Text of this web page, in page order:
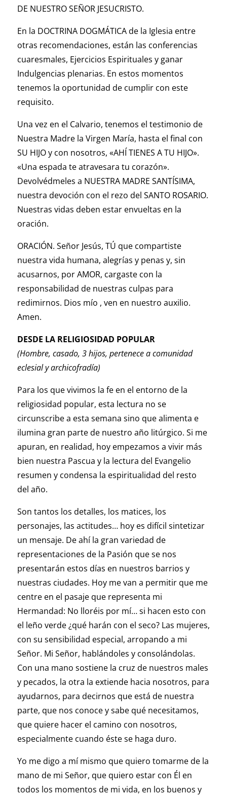
DE NUESTRO SEÑOR JESUCRISTO.
En la DOCTRINA DOGMÁTICA de la Iglesia entre
otras recomendaciones, están las conferencias
cuaresmales, Ejercicios Espirituales y ganar
Indulgencias plenarias. En estos momentos
tenemos la oportunidad de cumplir con este
requisito.
Una vez en el Calvario, tenemos el testimonio de
Nuestra Madre la Virgen María, hasta el final con
SU HIJO y con nosotros, «AHÍ TIENES A TU HIJO».
«Una espada te atravesara tu corazón».
Devolvédmeles a NUESTRA MADRE SANTÍSIMA,
nuestra devoción con el rezo del SANTO ROSARIO.
Nuestras vidas deben estar envueltas en la
oración.
ORACIÓN. Señor Jesús, TÚ que compartiste
nuestra vida humana, alegrías y penas y, sin
acusarnos, por AMOR, cargaste con la
responsabilidad de nuestras culpas para
redimirnos. Dios mío , ven en nuestro auxilio.
Amen.
DESDE LA RELIGIOSIDAD POPULAR
(Hombre, casado, 3 hijos, pertenece a comunidad
eclesial y archicofradía)
Para los que vivimos la fe en el entorno de la
religiosidad popular, esta lectura no se
circunscribe a esta semana sino que alimenta e
ilumina gran parte de nuestro año litúrgico. Si me
apuran, en realidad, hoy empezamos a vivir más
bien nuestra Pascua y la lectura del Evangelio
resumen y condensa la espiritualidad del resto
del año.
Son tantos los detalles, los matices, los
personajes, las actitudes… hoy es difícil sintetizar
un mensaje. De ahí la gran variedad de
representaciones de la Pasión que se nos
presentarán estos días en nuestros barrios y
nuestras ciudades. Hoy me van a permitir que me
centre en el pasaje que representa mi
Hermandad: No lloréis por mí… si hacen esto con
el leño verde ¿qué harán con el seco? Las mujeres,
con su sensibilidad especial, arropando a mi
Señor. Mi Señor, hablándoles y consolándolas.
Con una mano sostiene la cruz de nuestros males
y pecados, la otra la extiende hacia nosotros, para
ayudarnos, para decirnos que está de nuestra
parte, que nos conoce y sabe qué necesitamos,
que quiere hacer el camino con nosotros,
especialmente cuando éste se haga duro.
Yo me digo a mí mismo que quiero tomarme de la
mano de mi Señor, que quiero estar con Él en
todos los momentos de mi vida, en los buenos y